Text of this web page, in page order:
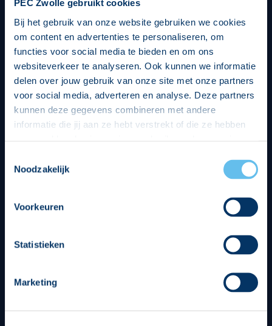
PEC Zwolle gebruikt cookies
Bij het gebruik van onze website gebruiken we cookies
om content en advertenties te personaliseren, om
functies voor social media te bieden en om ons
websiteverkeer te analyseren. Ook kunnen we informatie
delen over jouw gebruik van onze site met onze partners
voor social media, adverteren en analyse. Deze partners
kunnen deze gegevens combineren met andere
informatie die jij aan ze hebt verstrekt of die ze hebben
op een veilige en integere wijze. Je kunt je toestemming
beheren op de privacy- en cookieverklaring pagina.
Noodzakelijk
Voorkeuren
Statistieken
Marketing